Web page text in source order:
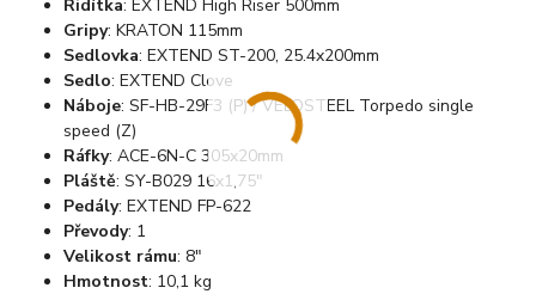
Řidítka:EXTEND High Riser 500mm
Gripy:KRATON 115mm
Sedlovka: EXTEND ST-200, 25.4x200mm
Sedlo: EXTEND Clove
Náboje:SF-HB-29F3 (P) / VELOSTEEL Torpedo single
speed (Z)
Ráfky:ACE-6N-C 305x20mm
Pláště:SY-B029 16x1,75"
Pedály:EXTEND FP-622
Převody: 1
Velikost rámu: 8"
Hmotnost: 10,1 kg